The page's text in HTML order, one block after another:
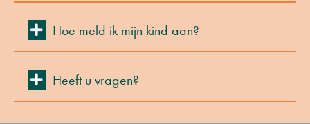
Uitbreiden
Hoe meld ik mijn kind aan?
Uitbreiden
Heeft u vragen?